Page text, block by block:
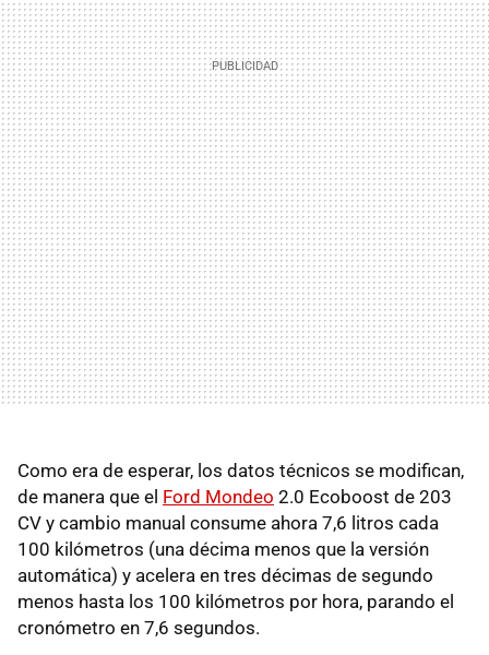
Como era de esperar, los datos técnicos se modifican,
de manera que el Ford Mondeo 2.0 Ecoboost de 203
CV y cambio manual consume ahora 7,6 litros cada
100 kilómetros (una décima menos que la versión
automática) y acelera en tres décimas de segundo
menos hasta los 100 kilómetros por hora, parando el
cronómetro en 7,6 segundos.